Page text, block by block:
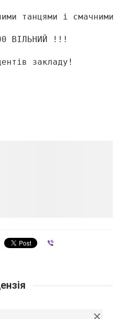
танцями і
ВІЛЬНИЙ !!!
закладу!